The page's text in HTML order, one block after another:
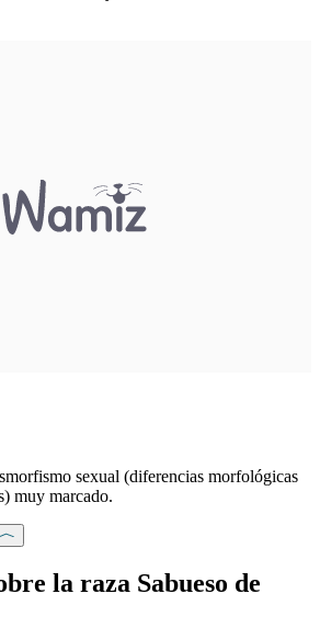
sexual (diferencias morfológicas
muy marcado.
la raza Sabueso de